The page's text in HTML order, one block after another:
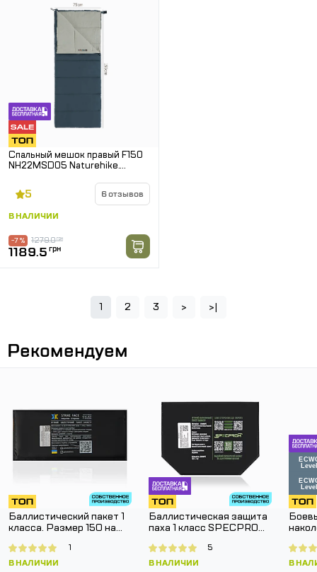
Спальный мешок правый F150
NH22MSD05 Naturehike.
5 6 отзывов
В НАЛИЧИИ
1279.0грн
-7 %
1189.5 грн
1 2 3 > >|
Рекомендуем
Баллистический пакет 1
класса. Размер 150 на
В НАЛИЧИИ
1
Баллистическая защита
паха 1 класс SPECPROM.
В НАЛИЧИИ
5
В